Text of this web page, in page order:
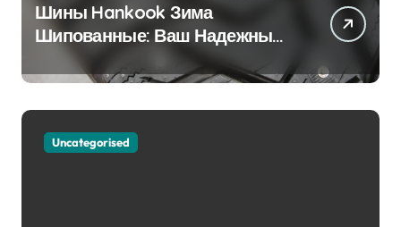
Шины Hankook Зима
Шипованные: Ваш Надежный
Партнёр на Снежных Дорогах
Uncategorised